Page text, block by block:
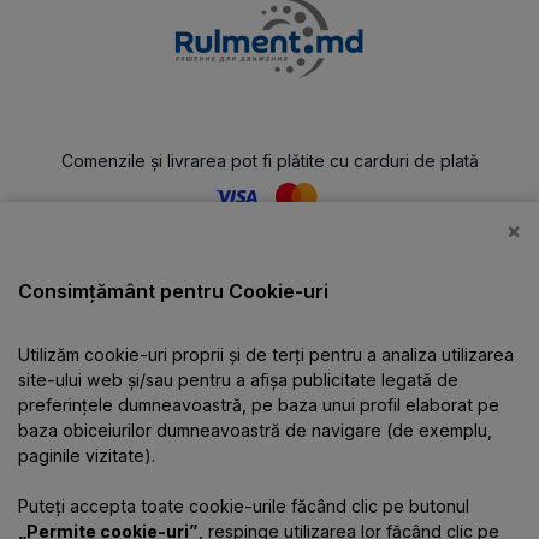
Comenzile și livrarea pot fi plătite cu carduri de plată
Catalog
Despre companie
Informații
Contacte
×
Consimțământ pentru Cookie-uri
Utilizăm cookie-uri proprii și de terți pentru a analiza utilizarea
site-ului web și/sau pentru a afișa publicitate legată de
preferințele dumneavoastră, pe baza unui profil elaborat pe
baza obiceiurilor dumneavoastră de navigare (de exemplu,
paginile vizitate).
Puteți accepta toate cookie-urile făcând clic pe butonul
„Permite cookie-uri” , respinge utilizarea lor făcând clic pe